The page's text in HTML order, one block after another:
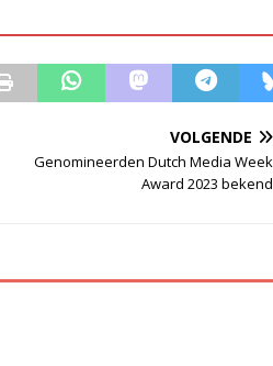
VOLGENDE
Genomineerden Dutch Media Week
Award 2023 bekend